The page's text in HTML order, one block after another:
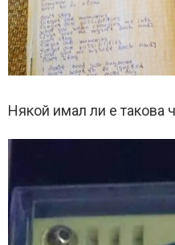
Някой имал ли е такова